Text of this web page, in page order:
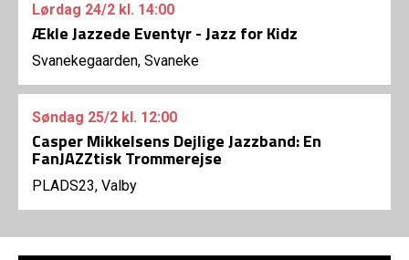
Lørdag 24/2 kl. 14:00
Ækle Jazzede Eventyr - Jazz for Kidz
Svanekegaarden, Svaneke
Søndag 25/2 kl. 12:00
Casper Mikkelsens Dejlige Jazzband: En
FanJAZZtisk Trommerejse
PLADS23, Valby